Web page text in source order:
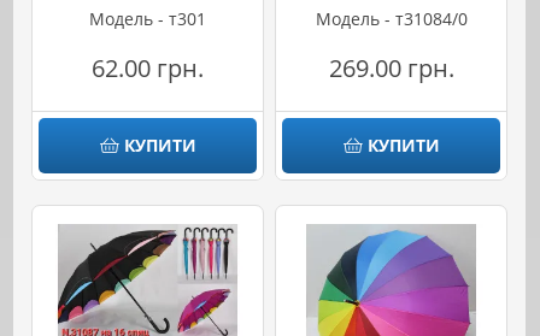
Модель - т301
62.00 грн.
КУПИТИ
Модель - т31084/0
269.00 грн.
КУПИТИ